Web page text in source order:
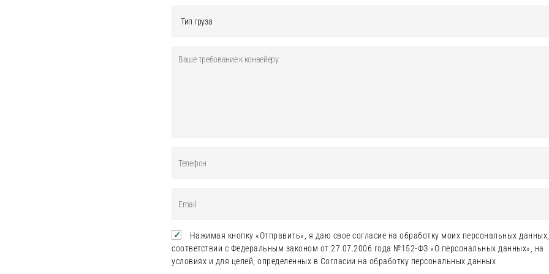
Нажимая кнопку «Отправить», я даю свое согласие на обработку моих персональных
соответствии с Федеральным законом от 27.07.2006 года №152-ФЗ «О персональных данных», на
условиях и для целей, определенных в Согласии на обработку персональных данных